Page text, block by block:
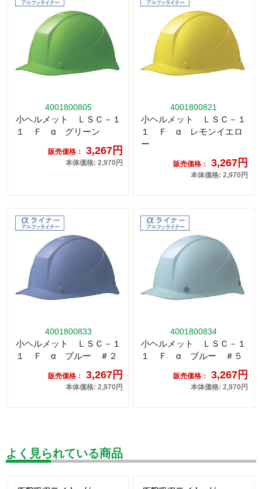
4001800805
小ヘルメット ＬＳＣ－１
１ Ｆ α グリーン
販売価格： 3,267円
本体価格: 2,970円
4001800821
小ヘルメット ＬＳＣ－１
１ Ｆ α レモンイエロ
ー
販売価格： 3,267円
本体価格: 2,970円
4001800833
小ヘルメット ＬＳＣ－１
１ Ｆ α ブルー ＃２
販売価格： 3,267円
本体価格: 2,970円
4001800834
小ヘルメット ＬＳＣ－１
１ Ｆ α ブルー ＃５
販売価格： 3,267円
本体価格: 2,970円
よく見られている商品